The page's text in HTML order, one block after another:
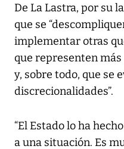
De La Lastra, por su
que se
implementar otras
que representen
y, sobre todo, que se
discrecionalidades”.
“El Estado lo ha
a una situación. Es